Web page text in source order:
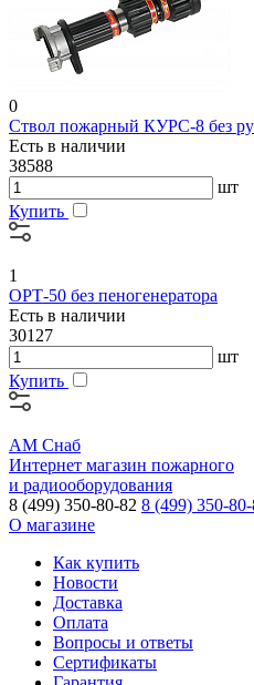
0
Ствол пожарный КУРС-8 без
Есть в наличии
38588
шт
Купить
1
ОРТ-50 без пеногенератора
Есть в наличии
30127
шт
Купить
АМ Снаб
Интернет магазин пожарного
и радиооборудования
8 (499) 350-80-82 8 (499) 350-80-
О магазине
Как купить
Новости
Доставка
Оплата
Вопросы и ответы
Сертификаты